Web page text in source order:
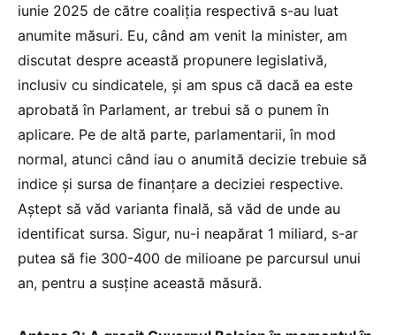
iunie 2025 de către coaliția respectivă s-au luat
anumite măsuri. Eu, când am venit la minister, am
discutat despre această propunere legislativă,
inclusiv cu sindicatele, și am spus că dacă ea este
aprobată în Parlament, ar trebui să o punem în
aplicare. Pe de altă parte, parlamentarii, în mod
normal, atunci când iau o anumită decizie trebuie să
indice și sursa de finanțare a deciziei respective.
Aștept să văd varianta finală, să văd de unde au
identificat sursa. Sigur, nu-i neapărat 1 miliard, s-ar
putea să fie 300-400 de milioane pe parcursul unui
an, pentru a susține această măsură.